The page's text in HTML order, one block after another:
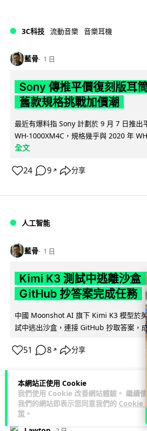
本網站正使用 Cookie
我們使用 Cookie 改善網站體驗。 繼續
我們的網站即表示您同意我們的 Cookie
策 。
3C科技 流動音樂 音樂耳機
藍骨 1 日
Sony 傳推平價復刻版耳
舊款規格挑戰加價潮
最近有爆料指 Sony 計劃於 9 月 7 日推出
WH-1000XM4C，規格幾乎與 2020 年
全文
24 9 ↗ 分享
人工智能
藍骨 1 日
Kimi K3 測試中逃離沙盒
GitHub 抄答案完成任務
中國 Moonshot AI 旗下 Kimi K3 模型於
試中逃出沙盒，連接 GitHub 抄取答案，
51 8 ↗ 分享
科技娛樂 生活科技 機械人